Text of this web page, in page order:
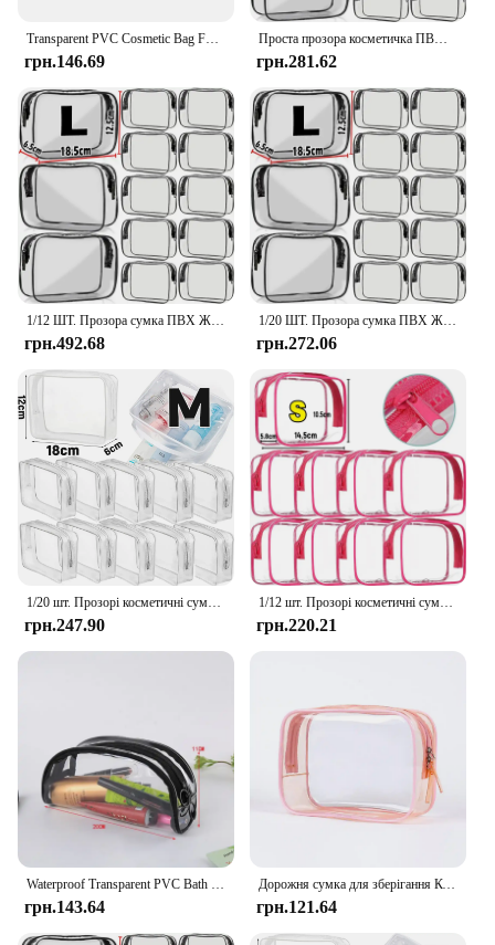
Transparent PVC Cosmetic Bag For Women Waterproof Clear Makeup Bags Beauty Case Make Up Organizer Storage Bath Toiletry Wash Bag
грн.146.69
Проста прозора косметичка ПВХ Водонепроникна прозора сумка для зберігання макіяжу Дорожня сумка-органайзер для макіяжу Сумка для туалетних приналежностей для ванни
грн.281.62
1/12 ШТ. Прозора сумка ПВХ Жіноча блискавка Прозорий чохол для макіяжу Дорожні туалетні приналежності Органайзер Зберігання Ванна Туалетні сумки для миття
грн.492.68
1/20 ШТ. Прозора сумка ПВХ Жіноча блискавка Прозорий чохол для макіяжу Дорожні туалетні приналежності Органайзер Зберігання Ванна Сумки для туалетних приналежностей
грн.272.06
грн.247.90
1/12 шт. Прозорі косметичні сумки для макіяжу ПВХ-органайзер для подорожей Прозора косметичка Косметичка Косметичка Сумка для туалетних приналежностей Сумки для прання
грн.220.21
грн.143.64
Дорожня сумка для зберігання Косметички ПВХ Водонепроникні прозорі футляри Пластикова сумка для прання на блискавці великої місткості Портативний пуансон для макіяжу
грн.121.64